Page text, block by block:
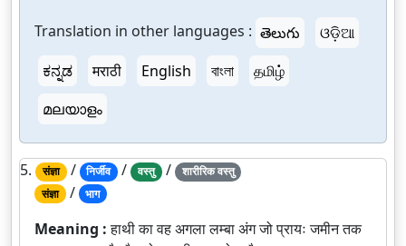
Translation in other languages : తెలుగు
ଓଡ଼ିଆ
ಕನ್ನಡ
मराठी English বাংলা
தமிழ்
മലയാളം
5. संज्ञा / निर्जीव / वस्तु /
शारीरिक वस्तु
संज्ञा / भाग
Meaning :हाथी का वह अगला लम्बा अंग जो प्रायः जमीन तक